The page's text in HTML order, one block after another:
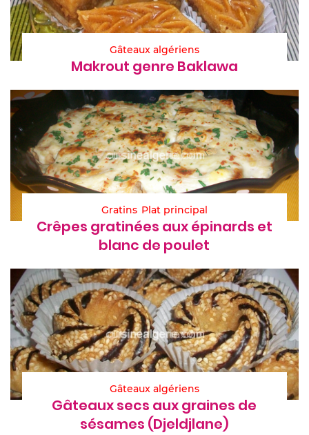
Gâteaux algériens
Makrout genre Baklawa
Gratins Plat principal
Crêpes gratinées aux épinards et
blanc de poulet
Gâteaux algériens
Gâteaux secs aux graines de
sésames (Djeldjlane)